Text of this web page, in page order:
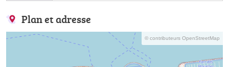
Plan et adresse
© contributeurs OpenStreetMap